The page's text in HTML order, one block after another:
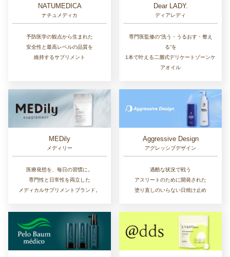
NATUMEDICA
ナチュメディカ
予防医学の観点から生まれた
安全性と最高レベルの品質を
維持するサプリメント
Dear LADY.
ディアレディ
専門医監修の“洗う・うるおす・整え
る”を
1本で叶える二層式デリケートゾーンケ
アオイル
MEDily
メディリー
医療発想を、毎日の習慣に。
専門性と日常性を両立した
メディカルサプリメントブランド。
Aggressive Design
アグレッシブデザイン
過酷な状況で戦う
アスリートのために開発された
塗り直しのいらない日焼け止め